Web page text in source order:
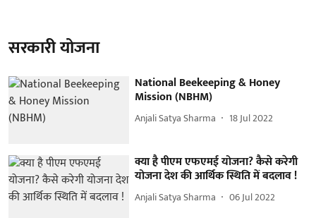
सरकारी योजना
National Beekeeping & Honey
Mission (NBHM)
Anjali Satya Sharma 18 Jul 2022
क्या है पीएम एफएमई योजना? कैसे करेगी
योजना देश की आर्थिक स्थिति में बदलाव !
Anjali Satya Sharma 06 Jul 2022